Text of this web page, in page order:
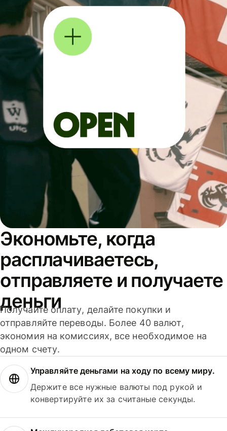
Экономьте, когда
расплачиваетесь,
отправляете и получаете
деньги
Получайте оплату, делайте покупки и
отправляйте переводы. Более 40 валют,
экономия на комиссиях, все необходимое на
одном счету.
Управляйте деньгами на ходу по всему миру.
Держите все нужные валюты под рукой и
конвертируйте их за считаные секунды.